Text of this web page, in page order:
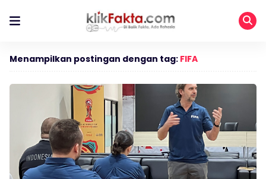
Menampilkan postingan dengan tag: FIFA